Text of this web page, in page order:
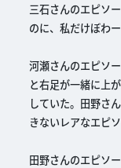
三石さんのエピソ
のに、私だけぼわ
河瀬さんのエピソ
と右足が一緒に上
していた。田野さ
きないレアなエピ
田野さんのエピソ